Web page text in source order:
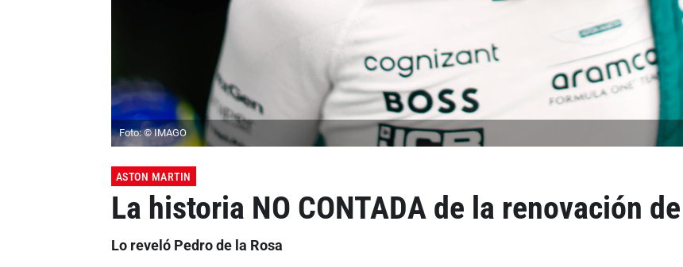
Foto: © IMAGO
ASTON MARTIN
La historia NO CONTADA de la renovación
Lo reveló Pedro de la Rosa